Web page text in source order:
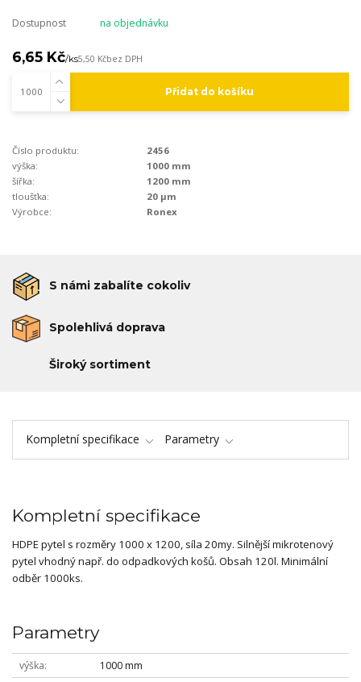
Dostupnost na objednávku
6,65 Kč/ks5,50 Kčbez DPH
Přidat do košíku
Číslo produktu:
2456
výška:
1000 mm
šířka:
1200 mm
tloušťka:
20 µm
Výrobce:
Ronex
S námi zabalíte cokoliv
Spolehlivá doprava
Široký sortiment
Kompletní specifikace Parametry
Kompletní specifikace
HDPE pytel s rozměry 1000 x 1200, síla 20my. Silnější mikrotenový
pytel vhodný např. do odpadkových košů. Obsah 120l. Minimální
odběr 1000ks.
Parametry
výška
1000 mm